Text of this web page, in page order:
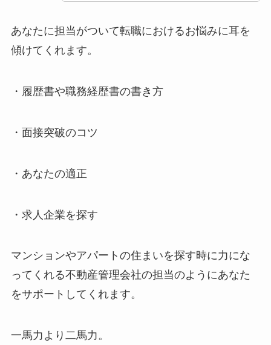
あなたに担当がついて転職におけるお悩みに耳を
傾けてくれます。
・履歴書や職務経歴書の書き方
・面接突破のコツ
・あなたの適正
・求人企業を探す
マンションやアパートの住まいを探す時に力にな
ってくれる不動産管理会社の担当のようにあなた
をサポートしてくれます。
一馬力より二馬力。